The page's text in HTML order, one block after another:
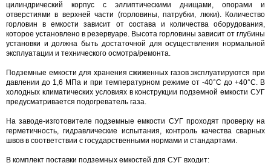
цилиндрический корпус с эллиптическими днищами, опорами и
отверстиями в верхней части (горловины, патрубки, люки). Количество
горловин в емкости зависит от состава и количества оборудования,
которое установлено в резервуаре. Высота горловины зависит от глубины
установки и должна быть достаточной для осуществления нормальной
эксплуатации и технического осмотра/ремонта.
Подземные емкости для хранения сжиженных газов эксплуатируются при
давлении до 1,6 МПа и при температурном режиме от -40°С до +40°С. В
холодных климатических условиях в конструкции подземной емкости СУГ
предусматривается подогреватель газа.
На заводе-изготовителе подземные емкости СУГ проходят проверку на
герметичность, гидравлические испытания, контроль качества сварных
швов в соответствии с государственными нормами и стандартами.
В комплект поставки подземных емкостей для СУГ входит: